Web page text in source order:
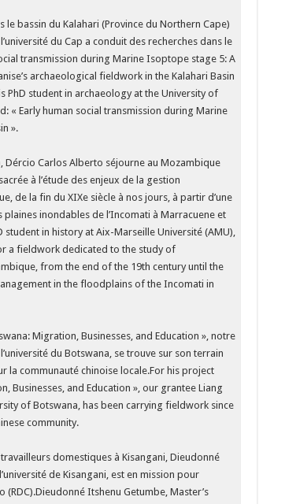
bassin du Kalahari (Province du Northern Cape)
du Cap a conduit des recherches dans le
transmission during Marine Isoptope stage 5: A
archaeological fieldwork in the Kalahari Basin
PhD student in archaeology at the University of
« Early human social transmission during Marine
».
Dércio Carlos Alberto séjourne au Mozambique
à l’étude des enjeux de la gestion
de la fin du XIXe siècle à nos jours, à partir d’une
plaines inondables de l’Incomati à Marracuene et
in history at Aix-Marseille Université (AMU),
a fieldwork dedicated to the study of
from the end of the 19th century until the
in the floodplains of the Incomati in
Migration, Businesses, and Education », notre
du Botswana, se trouve sur son terrain
la communauté chinoise locale.For his project
Businesses, and Education », our grantee Liang
of Botswana, has been carrying fieldwork since
community.
domestiques à Kisangani, Dieudonné
de Kisangani, est en mission pour
Itshenu Getumbe, Master’s